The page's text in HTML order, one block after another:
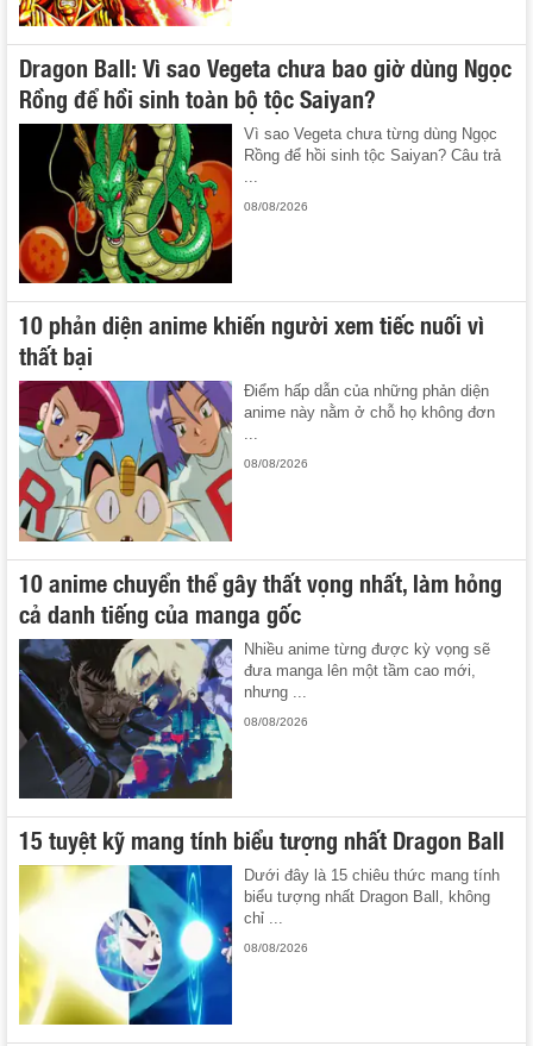
Dragon Ball: Vì sao Vegeta chưa bao giờ dùng Ngọc
Rồng để hồi sinh toàn bộ tộc Saiyan?
Vì sao Vegeta chưa từng dùng Ngọc
Rồng để hồi sinh tộc Saiyan? Câu trả
08/08/2026
10 phản diện anime khiến người xem tiếc nuối vì
thất bại
Điểm hấp dẫn của những phản diện
anime này nằm ở chỗ họ không đơn
...
08/08/2026
10 anime chuyển thể gây thất vọng nhất, làm hỏng
cả danh tiếng của manga gốc
Nhiều anime từng được kỳ vọng sẽ
đưa manga lên một tầm cao mới,
nhưng ...
08/08/2026
15 tuyệt kỹ mang tính biểu tượng nhất Dragon Ball
Dưới đây là 15 chiêu thức mang tính
biểu tượng nhất Dragon Ball, không
chỉ ...
08/08/2026